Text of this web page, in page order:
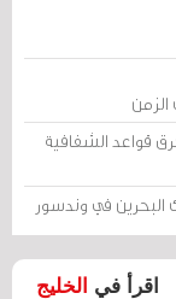
قواعد الشفافية
البحرين في وندسور
اقرأ في الخليج